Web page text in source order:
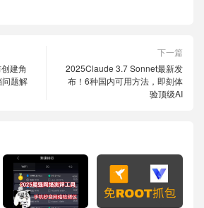
建角
题解
下一篇
2025Claude 3.7 Sonnet最新发
布！6种国内可用方法，即刻体
验顶级AI